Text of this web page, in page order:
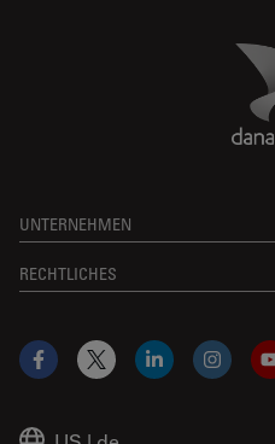
UNTERNEHMEN
RECHTLICHES
Facebook
X LinkedIn